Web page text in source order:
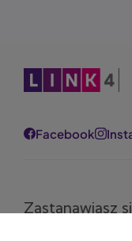
Obraz
Facebook
Zastanawiasz